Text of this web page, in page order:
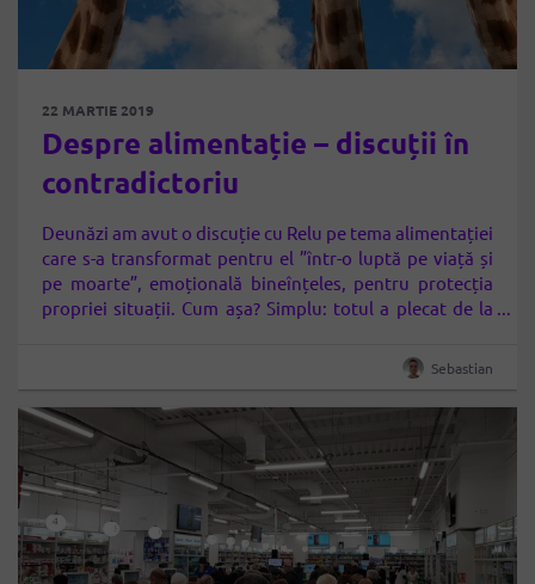
22 MARTIE 2019
Despre alimentație – discuții în
contradictoriu
Deunăzi am avut o discuție cu Relu pe tema alimentației
care s-a transformat pentru el ”într-o luptă pe viață și
pe moarte”, emoțională bineînțeles, pentru protecția
propriei situații. Cum așa? Simplu: totul a plecat de la
cremă/pateu de linte neagră. Fain, pate de linte
Sebastian